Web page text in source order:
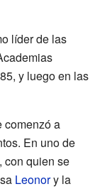
líder de las
y luego en las
comenzó a
En uno de
, con quien se
Leonory la